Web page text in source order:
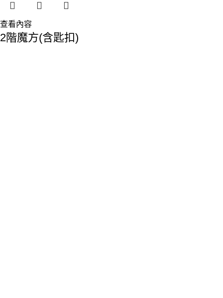
查看內容
2階魔方(含匙扣)